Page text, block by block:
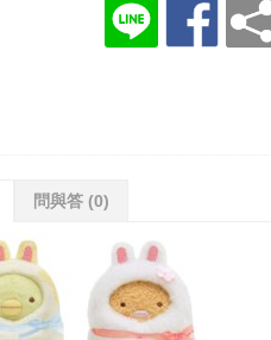
問與答 (0)